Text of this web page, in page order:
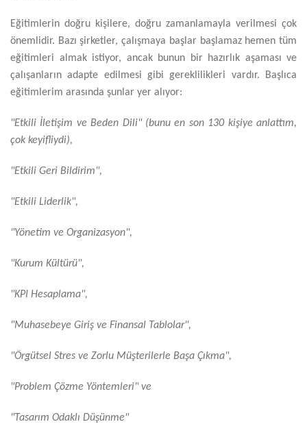
Eğitimlerin doğru kişilere, doğru zamanlamayla verilmesi çok
önemlidir. Bazı şirketler, çalışmaya başlar başlamaz hemen tüm
eğitimleri almak istiyor, ancak bunun bir hazırlık aşaması ve
çalışanların adapte edilmesi gibi gereklilikleri vardır. Başlıca
eğitimlerim arasında şunlar yer alıyor:
"Etkili İletişim ve Beden Dili" (bunu en son 130 kişiye anlattım,
çok keyifliydi),
"Etkili Geri Bildirim",
"Etkili Liderlik",
"Yönetim ve Organizasyon",
"Kurum Kültürü",
"KPI Hesaplama",
"Muhasebeye Giriş ve Finansal Tablolar",
"Örgütsel Stres ve Zorlu Müşterilerle Başa Çıkma",
"Problem Çözme Yöntemleri" ve
"Tasarım Odaklı Düşünme"